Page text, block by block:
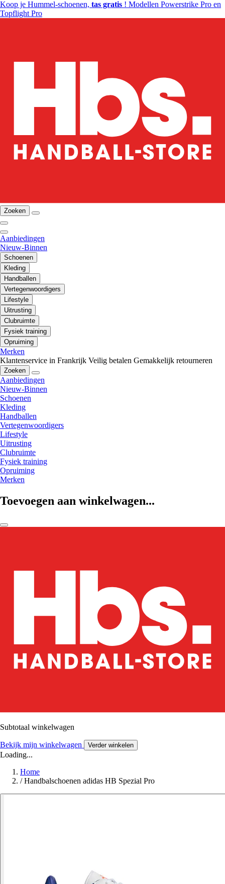
Koop je Hummel-schoenen, tas gratis ! Modellen Powerstrike Pro en
Topflight Pro
Zoeken
Aanbiedingen
Nieuw-Binnen
Schoenen
Kleding
Handballen
Vertegenwoordigers
Lifestyle
Uitrusting
Clubruimte
Fysiek training
Opruiming
Merken
Klantenservice in Frankrijk Veilig betalen Gemakkelijk retourneren
Zoeken
Aanbiedingen
Nieuw-Binnen
Schoenen
Kleding
Handballen
Vertegenwoordigers
Lifestyle
Uitrusting
Clubruimte
Fysiek training
Opruiming
Merken
Toevoegen aan winkelwagen...
Subtotaal winkelwagen
Bekijk mijn winkelwagen Verder winkelen
Loading...
Home
/ Handbalschoenen adidas HB Spezial Pro